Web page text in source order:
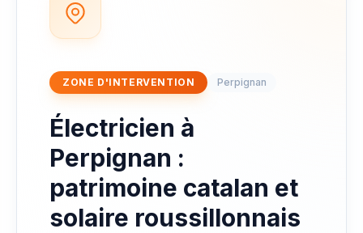
ZONE D'INTERVENTION Perpignan
Électricien à
Perpignan :
patrimoine catalan et
solaire roussillonnais